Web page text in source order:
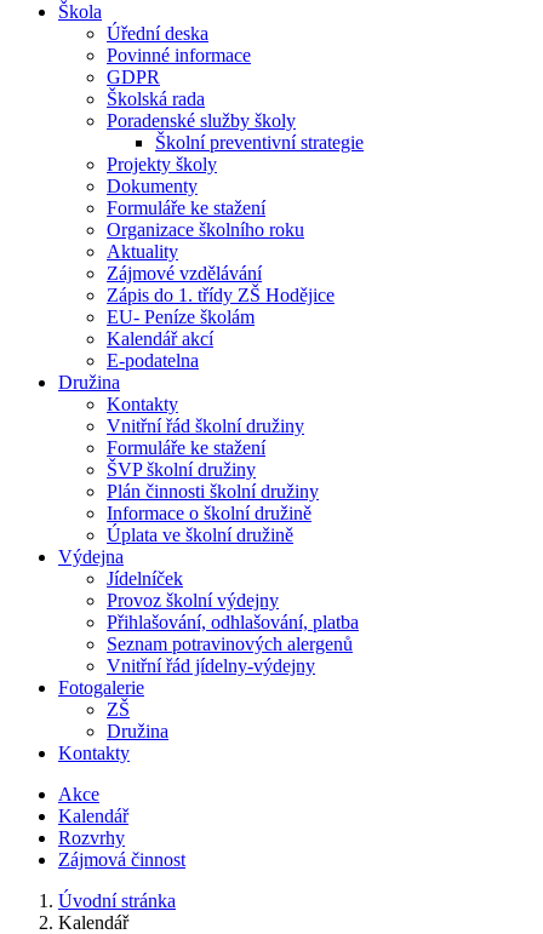
Škola
Úřední deska
Povinné informace
GDPR
Školská rada
Poradenské služby školy
Školní preventivní strategie
Projekty školy
Dokumenty
Formuláře ke stažení
Organizace školního roku
Aktuality
Zájmové vzdělávání
Zápis do 1. třídy ZŠ Hodějice
EU- Peníze školám
Kalendář akcí
E-podatelna
Družina
Kontakty
Vnitřní řád školní družiny
Formuláře ke stažení
ŠVP školní družiny
Plán činnosti školní družiny
Informace o školní družině
Úplata ve školní družině
Výdejna
Jídelníček
Provoz školní výdejny
Přihlašování, odhlašování, platba
Seznam potravinových alergenů
Vnitřní řád jídelny-výdejny
Fotogalerie
ZŠ
Družina
Kontakty
Akce
Kalendář
Rozvrhy
Zájmová činnost
Úvodní stránka
Kalendář